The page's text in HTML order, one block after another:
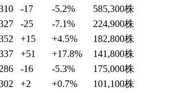
-17 -5.2% 585,300株
-25 -7.1% 224,900株
+15 +4.5% 182,800株
+51 +17.8% 141,800株
286 -16 -5.3% 175,000株
+2 +0.7% 101,100株